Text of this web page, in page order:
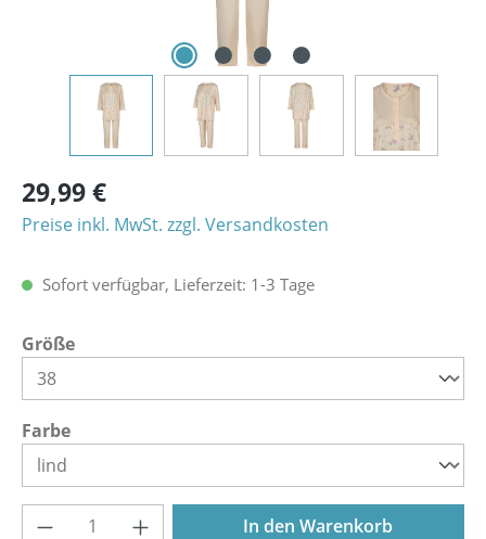
29,99 €
Preise inkl. MwSt. zzgl. Versandkosten
Sofort verfügbar, Lieferzeit: 1-3 Tage
Größeauswählen
Farbeauswählen
Produkt Anzahl: Gib den gewünschten
In den Warenkorb